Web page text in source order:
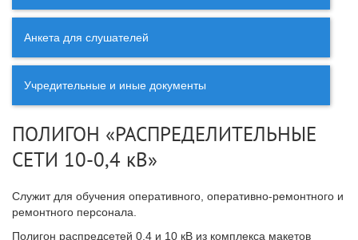
Анкета для слушателей
Учредительные и иные документы
ПОЛИГОН «РАСПРЕДЕЛИТЕЛЬНЫЕ
СЕТИ 10-0,4 кВ»
Служит для обучения оперативного, оперативно-ремонтного и
ремонтного персонала.
Полигон распредсетей 0,4 и 10 кВ из комплекса макетов